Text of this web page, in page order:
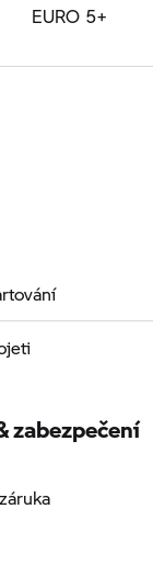
EURO 5+
zabezpečení